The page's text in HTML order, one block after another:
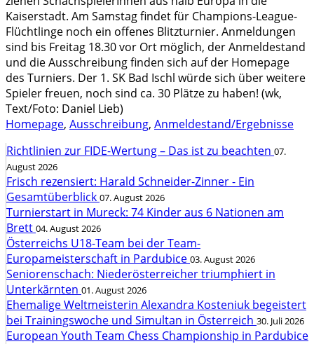
Kaiserstadt. Am Samstag findet für Champions-League-
Flüchtlinge noch ein offenes Blitzturnier. Anmeldungen
sind bis Freitag 18.30 vor Ort möglich, der Anmeldestand
und die Ausschreibung finden sich auf der Homepage
des Turniers. Der 1. SK Bad Ischl würde sich über weitere
Spieler freuen, noch sind ca. 30 Plätze zu haben! (wk,
Text/Foto: Daniel Lieb)
Homepage, Ausschreibung, Anmeldestand/Ergebnisse
Richtlinien zur FIDE-Wertung – Das ist zu beachten 07.
August 2026
Frisch rezensiert: Harald Schneider-Zinner - Ein
Gesamtüberblick 07. August 2026
Turnierstart in Mureck: 74 Kinder aus 6 Nationen am
Brett 04. August 2026
Österreichs U18-Team bei der Team-
Europameisterschaft in Pardubice 03. August 2026
Seniorenschach: Niederösterreicher triumphiert in
Unterkärnten 01. August 2026
Ehemalige Weltmeisterin Alexandra Kosteniuk begeistert
bei Trainingswoche und Simultan in Österreich 30. Juli 2026
European Youth Team Chess Championship in Pardubice